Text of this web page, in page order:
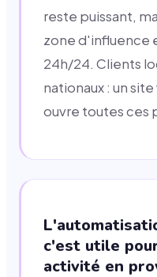
reste puissant,
zone d'influence
24h/24. Clients
nationaux : un
ouvre toutes ces
c'est utile
activité en